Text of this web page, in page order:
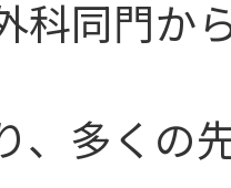
科同門か
、多くの